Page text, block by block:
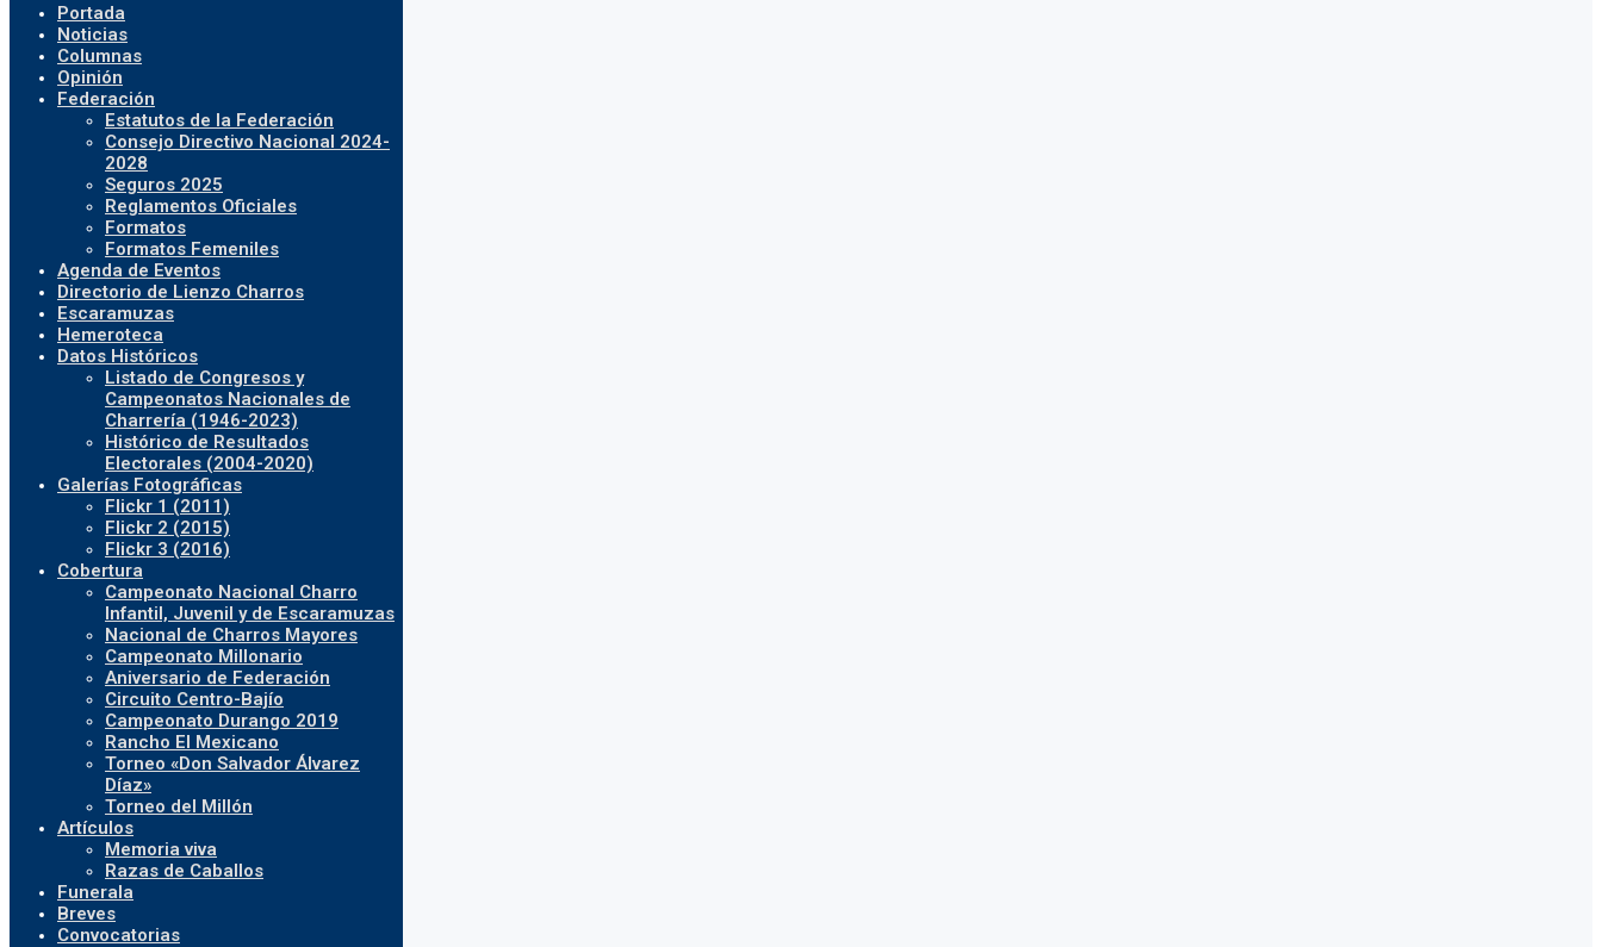
Portada
Noticias
Columnas
Opinión
Federación
Estatutos de la Federación
Consejo Directivo Nacional 2024-
2028
Seguros 2025
Reglamentos Oficiales
Formatos
Formatos Femeniles
Agenda de Eventos
Directorio de Lienzo Charros
Escaramuzas
Hemeroteca
Datos Históricos
Listado de Congresos y
Campeonatos Nacionales de
Charrería (1946-2023)
Histórico de Resultados
Electorales (2004-2020)
Galerías Fotográficas
Flickr 1 (2011)
Flickr 2 (2015)
Flickr 3 (2016)
Cobertura
Campeonato Nacional Charro
Infantil, Juvenil y de Escaramuzas
Nacional de Charros Mayores
Campeonato Millonario
Aniversario de Federación
Circuito Centro-Bajío
Campeonato Durango 2019
Rancho El Mexicano
Torneo «Don Salvador Álvarez
Díaz»
Torneo del Millón
Artículos
Memoria viva
Razas de Caballos
Funerala
Breves
Convocatorias